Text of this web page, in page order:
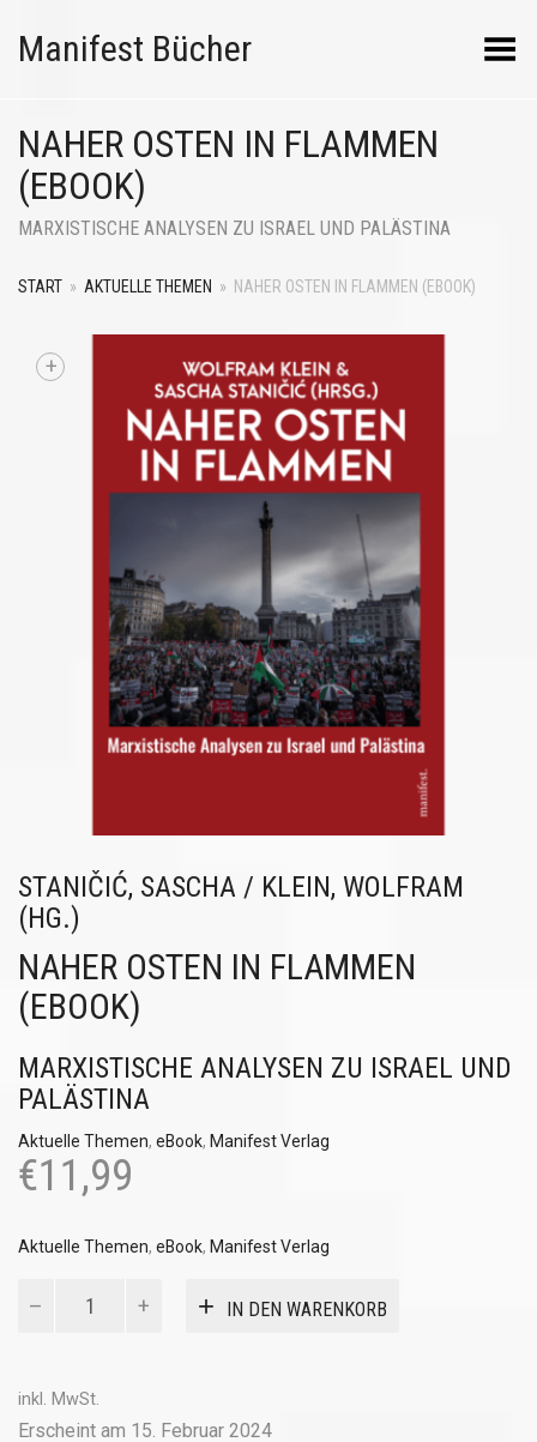
Manifest Bücher Menü umschalten
NAHER OSTEN IN FLAMMEN
(EBOOK)
MARXISTISCHE ANALYSEN ZU ISRAEL UND PALÄSTINA
START » AKTUELLE THEMEN » NAHER OSTEN IN FLAMMEN (EBOOK)
+
STANIČIĆ, SASCHA / KLEIN, WOLFRAM
(HG.)
NAHER OSTEN IN FLAMMEN
(EBOOK)
MARXISTISCHE ANALYSEN ZU ISRAEL UND
PALÄSTINA
Aktuelle Themen, eBook, Manifest Verlag
€11,99
Aktuelle Themen, eBook, Manifest Verlag
(eBook)
Menge
IN DEN WARENKORB
inkl. MwSt.
Erscheint am 15. Februar 2024